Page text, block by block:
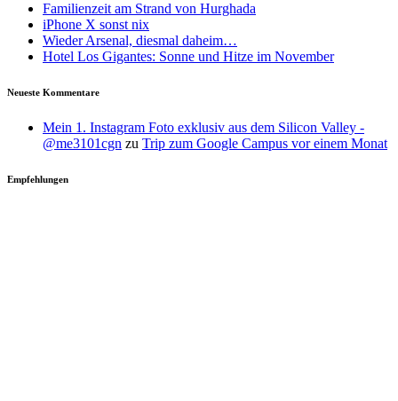
Familienzeit am Strand von Hurghada
iPhone X sonst nix
Wieder Arsenal, diesmal daheim…
Hotel Los Gigantes: Sonne und Hitze im November
Neueste Kommentare
Mein 1. Instagram Foto exklusiv aus dem Silicon Valley -
@me3101cgn zu Trip zum Google Campus vor einem Monat
Empfehlungen